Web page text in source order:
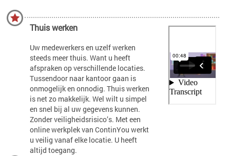
Thuis werken
Uw medewerkers en uzelf werken
steeds meer thuis. Want u heeft
afspraken op verschillende locaties.
Tussendoor naar kantoor gaan is
onmogelijk en onnodig. Thuis werken
is net zo makkelijk. Wel wilt u simpel
en snel bij al uw gegevens kunnen.
Zonder veiligheidsrisico’s. Met een
online werkplek van ContinYou werkt
u veilig vanaf elke locatie. U heeft
altijd toegang.